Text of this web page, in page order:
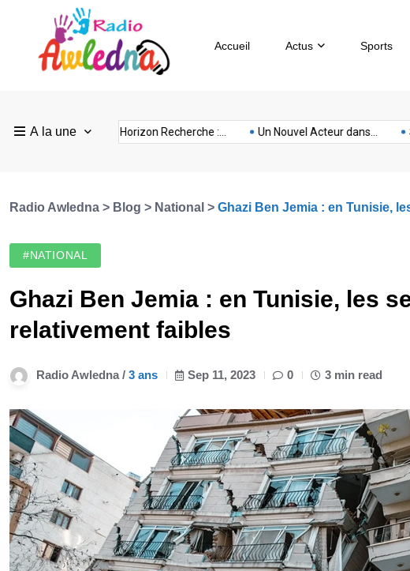
Accueil Actus Sports
A la une
:... FEF Horizon Recherche :... Un Nouvel Acteur dans...
nubia prison
Radio
Awledna
Realme
Sevilla
FC
Smartphone
Radio Awledna > Blog > National > Ghazi Ben Jemia : en Tunisie,
#NATIONAL
Ghazi Ben Jemia : en Tunisie, les
relativement faibles
Radio Awledna / 3 ans Sep 11, 2023 0 3 min read